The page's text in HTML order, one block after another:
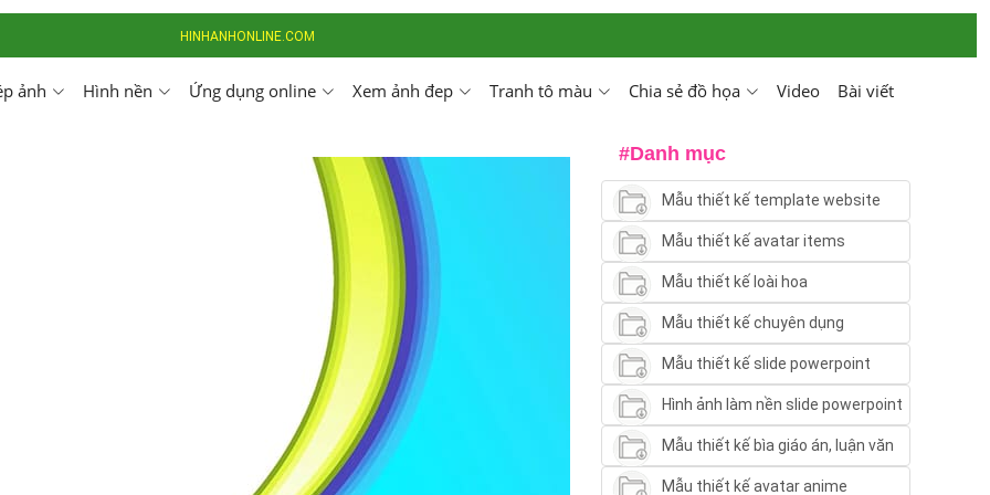
HINHANHONLINE.COM
ảnh Hình nền Ứng dụng online Xem ảnh đep Tranh tô màu Chia sẻ đồ họa Video Bài viết
#Danh mục
Mẫu thiết kế template website
Mẫu thiết kế avatar items
Mẫu thiết kế loài hoa
Mẫu thiết kế chuyên dụng
Mẫu thiết kế slide powerpoint
Hình ảnh làm nền slide powerpoint
Mẫu thiết kế bìa giáo án, luận văn
Mẫu thiết kế avatar anime